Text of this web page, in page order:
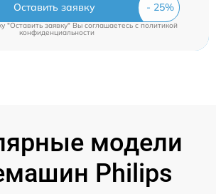
Оставить заявку
"Оставить заявку" Вы соглашаетесь c политикой
конфиденциальности
модели
Philips